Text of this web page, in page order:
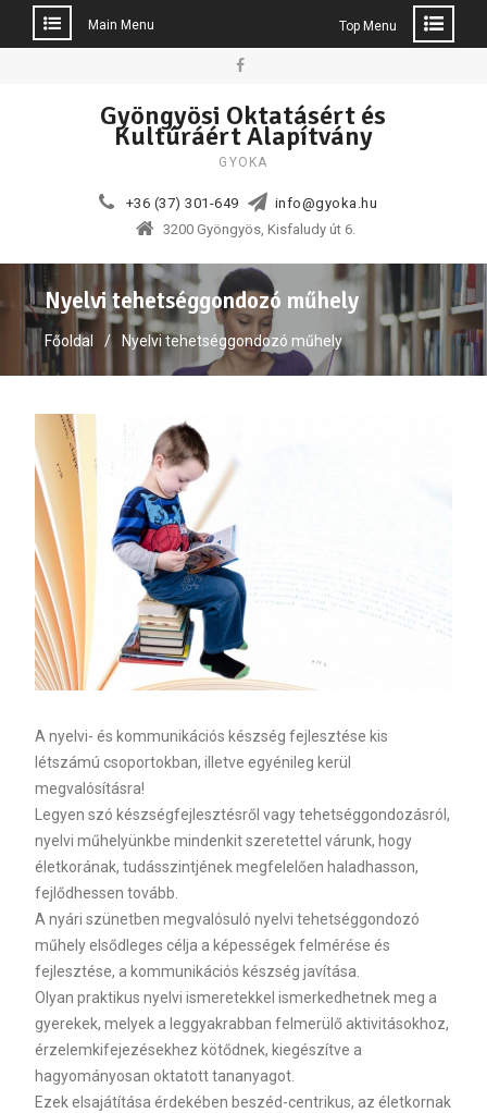
Main Menu Top Menu
Gyöngyösi Oktatásért és
Kultúráért Alapítvány
GYOKA
+36 (37) 301-649
info@gyoka.hu
3200 Gyöngyös, Kisfaludy út 6.
Nyelvi tehetséggondozó műhely
Főoldal Nyelvi tehetséggondozó műhely
A nyelvi- és kommunikációs készség fejlesztése kis
létszámú csoportokban, illetve egyénileg kerül
megvalósításra!
Legyen szó készségfejlesztésről vagy tehetséggondozásról,
nyelvi műhelyünkbe mindenkit szeretettel várunk, hogy
életkorának, tudásszintjének megfelelően haladhasson,
fejlődhessen tovább.
A nyári szünetben megvalósuló nyelvi tehetséggondozó
műhely elsődleges célja a képességek felmérése és
fejlesztése, a kommunikációs készség javítása.
Olyan praktikus nyelvi ismeretekkel ismerkedhetnek meg a
gyerekek, melyek a leggyakrabban felmerülő aktivitásokhoz,
érzelemkifejezésekhez kötődnek, kiegészítve a
hagyományosan oktatott tananyagot.
Ezek elsajátítása érdekében beszéd-centrikus, az életkornak